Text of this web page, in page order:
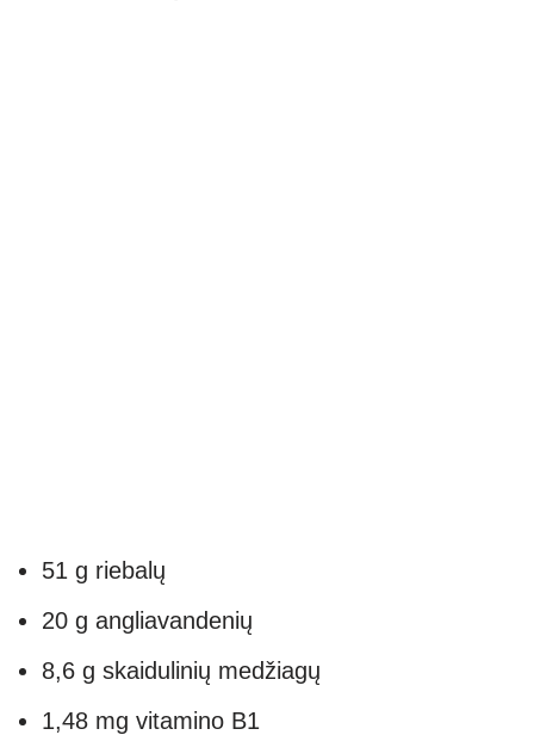
51 g riebalų
20 g angliavandenių
8,6 g skaidulinių medžiagų
1,48 mg vitamino B1